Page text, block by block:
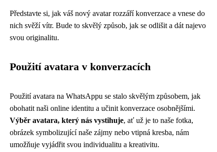
Představte si, jak váš nový avatar rozzáří konverzace a vnese do
nich svěží vítr. Bude to skvělý způsob, jak se odlišit a dát najevo
svou originalitu.
Použití avatara v konverzacích
Použití avatara na WhatsAppu se stalo skvělým způsobem, jak
obohatit naši online identitu a učinit konverzace osobnějšími.
Výběr avatara, který nás vystihuje, ať už je to naše fotka,
obrázek symbolizující naše zájmy nebo vtipná kresba, nám
umožňuje vyjádřit svou individualitu a kreativitu.